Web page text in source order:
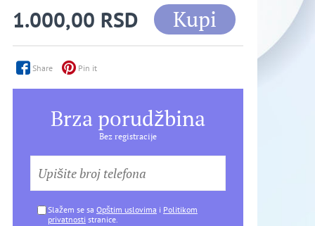
1.000,00 RSD Kupi
Share Pin it
Brza porudžbina
Bez registracije
Slažem se sa Opštim uslovima i Politikom
privatnosti stranice.